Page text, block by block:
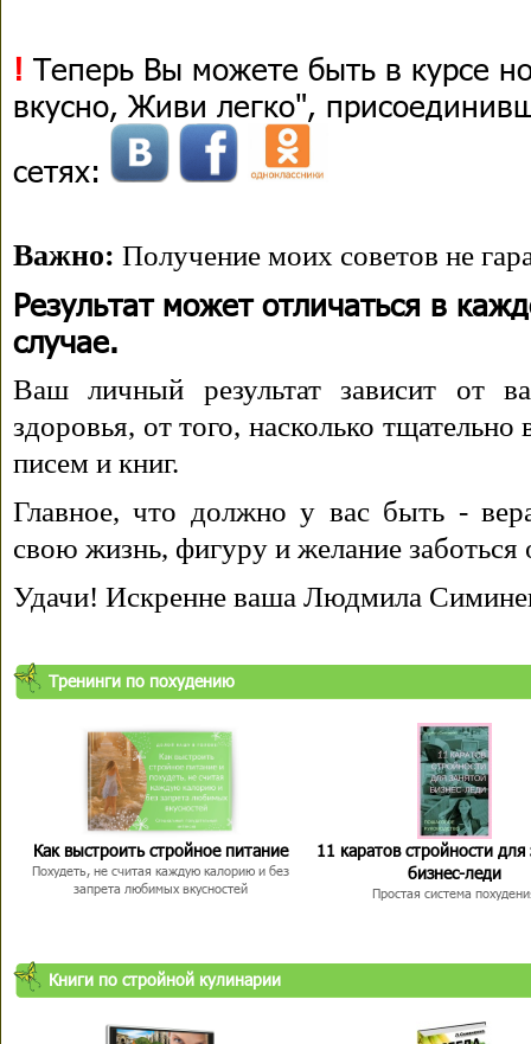
! Теперь Вы можете быть в курсе
вкусно, Живи легко",
сетях:
Важно: Получение моих советов не
Результат может отличаться в
случае.
Ваш личный результат зависит от
здоровья, от того, насколько
писем и книг.
Главное, что должно у вас быть -
свою жизнь, фигуру и желание заботься
Удачи! Искренне ваша Людмила
Тренинги по похудению
Как выстроить стройное питание
Похудеть, не считая каждую калорию и без
запрета любимых вкусностей
11 каратов стройности для
бизнес-леди
Простая система
Книги по стройной кулинарии